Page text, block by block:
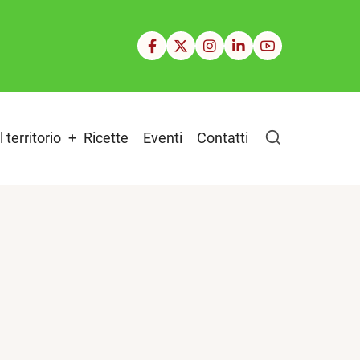
territorio Ricette Eventi Contatti